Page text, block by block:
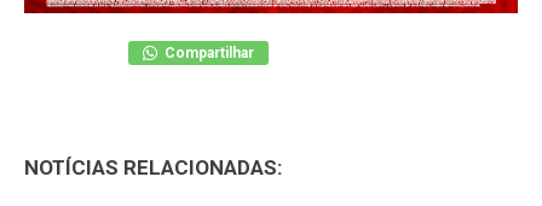
Compartilhar
NOTÍCIAS RELACIONADAS: